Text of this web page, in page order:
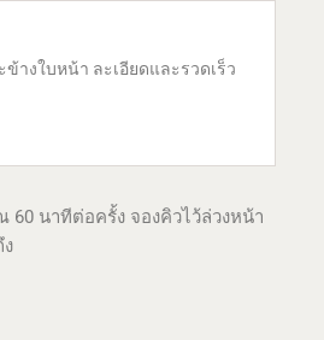
างใบหน้า ละเอียดและรวดเร็ว
60 นาทีต่อครั้ง จองคิวไว้ล่วงหน้า